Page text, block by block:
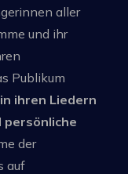
aller
und ihr
Publikum
ihren Liedern
der
auf